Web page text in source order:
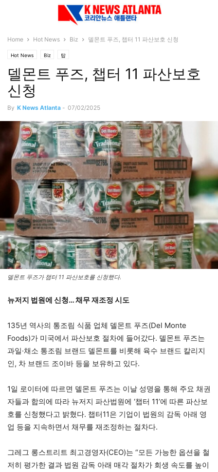
Home Hot News Biz 델몬트 푸즈, 챕터 11 파산보호 신청
Hot News Biz 탑
델몬트 푸즈, 챕터 11 파산보호
신청
By K News Atlanta - 07/02/2025
델몬트 푸즈가 챕터 11 파산보호를 신청했다.
뉴저지 법원에 신청… 채무 재조정 시도
135년 역사의 통조림 식품 업체 델몬트 푸즈(Del Monte
Foods)가 미국에서 파산보호 절차에 들어갔다. 델몬트 푸즈는
과일·채소 통조림 브랜드 델몬트를 비롯해 육수 브랜드 칼리지
인, 차 브랜드 조이바 등을 보유하고 있다.
1일 로이터에 따르면 델몬트 푸즈는 이날 성명을 통해 주요 채권
자들과 합의에 따라 뉴저지 파산법원에 ‘챕터 11’에 따른 파산보
호를 신청했다고 밝혔다. 챕터11은 기업이 법원의 감독 아래 영
업 등을 지속하면서 채무를 재조정하는 절차다.
그레그 롱스트리트 최고경영자(CEO)는 “모든 가능한 옵션을 철
저히 평가한 결과 법원 감독 아래 매각 절차가 회생 속도를 높이